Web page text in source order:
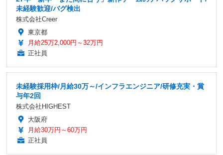
未経験歓迎/バグ検出
株式会社Creer
東京都
月給25万2,000円～32万円
正社員
未経験採用枠/月給30万～/インフラエンジニア/研修充実・賞
与年2回
株式会社HIGHEST
大阪府
月給30万円～60万円
正社員